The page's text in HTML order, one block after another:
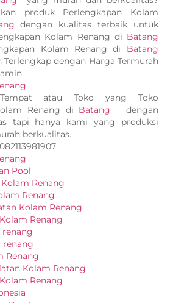
produk Perlengkapan Kolam
dengan kualitas terbaik untuk
Kolam Renang di Batang
Kolam Renang di Batang
Terlengkap dengan Harga Termurah
atau Toko yang Toko
Renang di Batang
dengan
tapi hanya kami yang produksi
berkualitas.
Pool
Renang
Renang
Kolam Renang
Renang
renang
renang
Renang
Kolam Renang
Renang